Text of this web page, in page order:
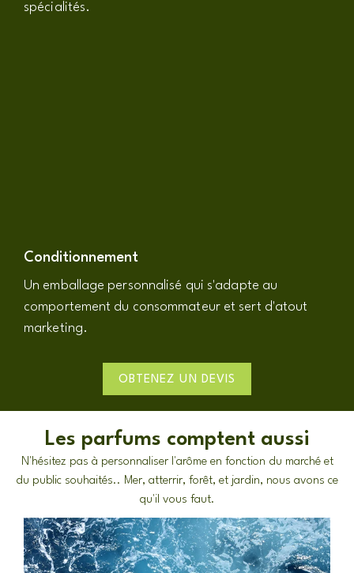
spécialités.
Conditionnement
Un emballage personnalisé qui s'adapte au
comportement du consommateur et sert d'atout
marketing.
OBTENEZ UN DEVIS
Les parfums comptent aussi
N'hésitez pas à personnaliser l'arôme en fonction du marché et
du public souhaités.. Mer, atterrir, forêt, et jardin, nous avons ce
qu'il vous faut.